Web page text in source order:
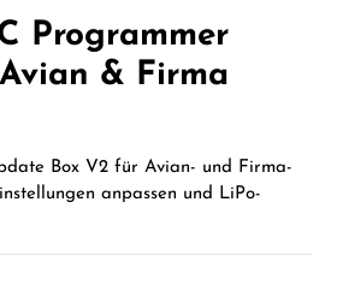
Programmer
& Firma
Box V2 für Avian- und Firma-
anpassen und LiPo-